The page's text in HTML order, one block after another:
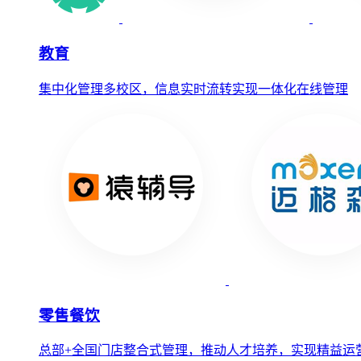
教育
集中化管理多校区，信息实时流转实现一体化在线管理
零售餐饮
总部+全国门店整合式管理，推动人才培养，实现精益运